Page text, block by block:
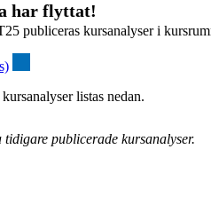
har flyttat!
publiceras kursanalyser i
listas nedan.
publicerade kursanalyser.